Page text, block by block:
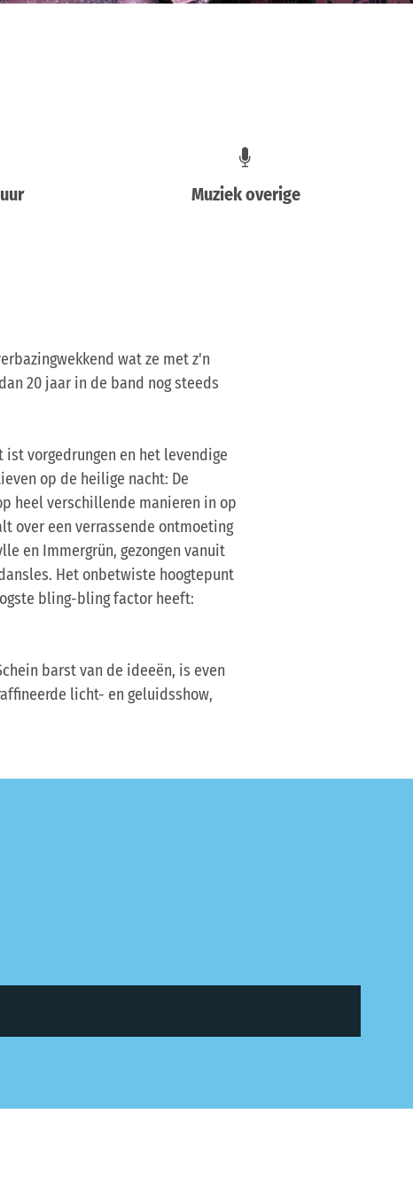
Muziek overige
wat ze met z'n
20 jaar in de band nog steeds
vorgedrungen en het levendige
op de heilige nacht: De
heel verschillende manieren in op
over een verrassende ontmoeting
en Immergrün, gezongen vanuit
Het onbetwiste hoogtepunt
bling-bling factor heeft:
barst van de ideeën, is even
licht- en geluidsshow,